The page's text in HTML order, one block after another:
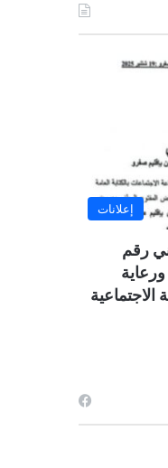
إعلانات
رقم
ورعاية
الاجتماعية